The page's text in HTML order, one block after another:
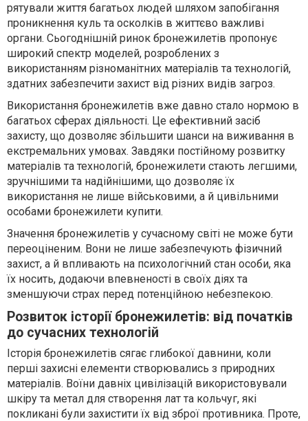
рятували життя багатьох людей шляхом запобігання
проникнення куль та осколків в життєво важливі
органи. Сьогоднішній ринок бронежилетів пропонує
широкий спектр моделей, розроблених з
використанням різноманітних матеріалів та технологій,
здатних забезпечити захист від різних видів загроз.
Використання бронежилетів вже давно стало нормою в
багатьох сферах діяльності. Це ефективний засіб
захисту, що дозволяє збільшити шанси на виживання в
екстремальних умовах. Завдяки постійному розвитку
матеріалів та технологій, бронежилети стають легшими,
зручнішими та надійнішими, що дозволяє їх
використання не лише військовими, а й цивільними
особами бронежилети купити.
Значення бронежилетів у сучасному світі не може бути
переоціненим. Вони не лише забезпечують фізичний
захист, а й впливають на психологічний стан особи, яка
їх носить, додаючи впевненості в своїх діях та
зменшуючи страх перед потенційною небезпекою.
Розвиток історії бронежилетів: від початків
до сучасних технологій
Історія бронежилетів сягає глибокої давнини, коли
перші захисні елементи створювались з природних
матеріалів. Воїни давніх цивілізацій використовували
шкіру та метал для створення лат та кольчуг, які
покликані були захистити їх від зброї противника. Проте,